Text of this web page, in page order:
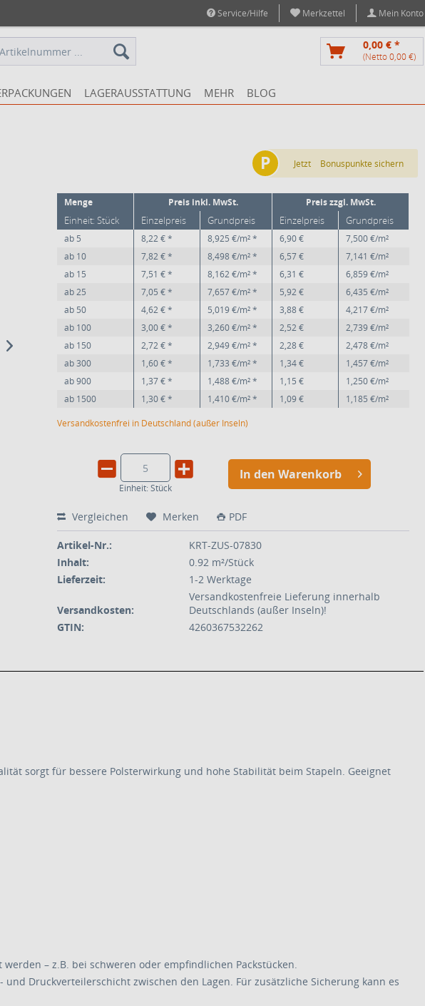
Service/Hilfe Merkzettel Mein Konto
0,00 € *
(Netto 0,00 €)
LAGERAUSSTATTUNG MEHR BLOG
Menge Preis inkl. MwSt. Preis zzgl. MwSt.
Einheit: Stück Einzelpreis Grundpreis Einzelpreis Grundpreis
ab 5 8,22 € * 8,925 €/m² * 6,90 €
7,500 €/m²
ab 10 7,82 € * 8,498 €/m² * 6,57 €
7,141 €/m²
ab 15 7,51 € * 8,162 €/m² * 6,31 €
6,859 €/m²
ab25 7,05 € * 7,657 €/m² * 5,92 €
6,435 €/m²
ab 50 4,62 € * 5,019 €/m² * 3,88 €
4,217 €/m²
ab 100 3,00 € * 3,260 €/m² * 2,52 €
2,739 €/m²
ab 150 2,72 € * 2,949 €/m² * 2,28 €
2,478 €/m²
ab300 1,60 € * 1,733 €/m² * 1,34 €
1,457 €/m²
ab900 1,37 € * 1,488 €/m² * 1,15 €
1,250 €/m²
ab 1500 1,30 € * 1,410 €/m² * 1,09 €
1,185 €/m²
Versandkostenfrei in Deutschland (außer Inseln)
Einheit: Stück
In den Warenkorb
Vergleichen Merken PDF
Artikel-Nr.:
KRT-ZUS-07830
Inhalt:
0.92 m²/Stück
Lieferzeit:
1-2 Werktage
Versandkosten:
Versandkostenfreie Lieferung innerhalb
Deutschlands (außer Inseln)!
GTIN:
4260367532262
P Jetzt Bonuspunkte sichern
sorgt für bessere Polsterwirkung und hohe Stabilität beim Stapeln. Geeignet
– z.B. bei schweren oder empfindlichen Packstücken.
Druckverteilerschicht zwischen den Lagen. Für zusätzliche Sicherung kann es